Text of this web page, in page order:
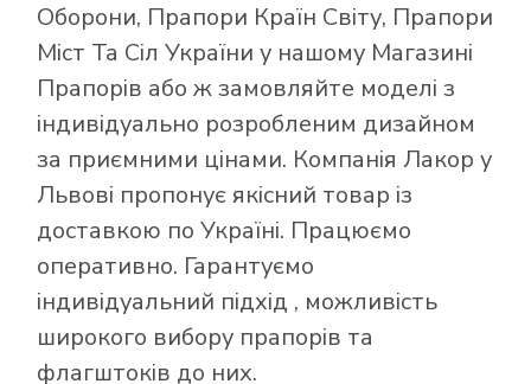
Оборони, Прапори Країн Світу, Прапори
Міст Та Сіл України у нашому Магазині
Прапорів або ж замовляйте моделі з
індивідуально розробленим дизайном
за приємними цінами. Компанія Лакор у
Львові пропонує якісний товар із
доставкою по Україні. Працюємо
оперативно. Гарантуємо
індивідуальний підхід , можливість
широкого вибору прапорів та
флагштоків до них.